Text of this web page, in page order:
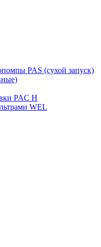
PAS (сухой запуск)
PAC H
WEL